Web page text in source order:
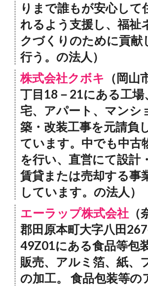
りまで誰もが安心して
れるよう支援し、福祉
クづくりのために貢献
行う。の法人）
株式会社クボキ
（岡
丁目18－21にある工場
宅、アパート、マンシ
築・改装工事を元請負
ています。中でも中古
を行い、直営にて設計
賃貸または売却する事
しています。の法人）
エーラップ株式会社
郡田原本町大字八田
49Z01にある食品等包
販売、アルミ箔、紙、
の加工。 食品包装等の